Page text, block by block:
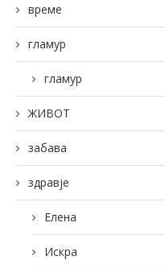
време
гламур
гламур
ЖИВОТ
забава
здравје
Елена
Искра